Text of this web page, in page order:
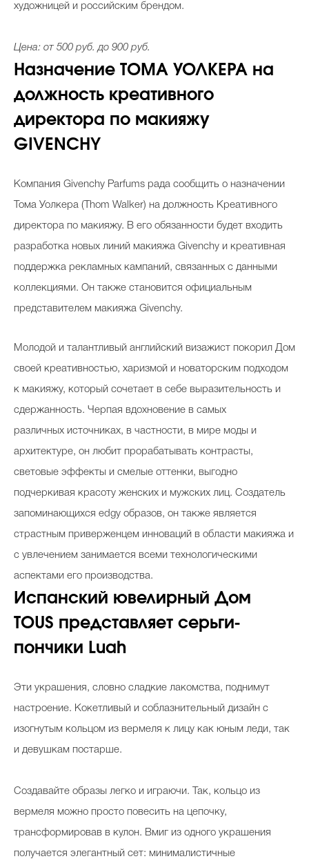
художницей и российским брендом.
Цена: от 500 руб. до 900 руб.
Назначение ТОМА УОЛКЕРА на
должность креативного
директора по макияжу
GIVENCHY
Компания Givenchy Parfums рада сообщить о назначении
Тома Уолкера (Thom Walker) на должность Креативного
директора по макияжу. В его обязанности будет входить
разработка новых линий макияжа Givenchy и креативная
поддержка рекламных кампаний, связанных с данными
коллекциями. Он также становится официальным
представителем макияжа Givenchy.
Молодой и талантливый английский визажист покорил Дом
своей креативностью, харизмой и новаторским подходом
к макияжу, который сочетает в себе выразительность и
сдержанность. Черпая вдохновение в самых
различных источниках, в частности, в мире моды и
архитектуре, он любит прорабатывать контрасты,
световые эффекты и смелые оттенки, выгодно
подчеркивая красоту женских и мужских лиц. Создатель
запоминающихся edgy образов, он также является
страстным приверженцем инноваций в области макияжа и
с увлечением занимается всеми технологическими
аспектами его производства.
Испанский ювелирный Дом
TOUS представляет серьги-
пончики Luah
Эти украшения, словно сладкие лакомства, поднимут
настроение. Кокетливый и соблазнительный дизайн с
изогнутым кольцом из вермеля к лицу как юным леди, так
и девушкам постарше.
Создавайте образы легко и играючи. Так, кольцо из
вермеля можно просто повесить на цепочку,
трансформировав в кулон. Вмиг из одного украшения
получается элегантный сет: минималистичные